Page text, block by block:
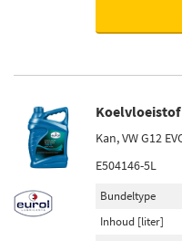
Koelvloeistof
Kan, VW G12
E504146-5L
Bundeltype
Inhoud [liter]